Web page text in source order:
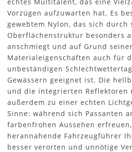
Vorzügen aufzuwarten hat. Es
gewebtem Nylon, das sich durch
Oberflächenstruktur besonders
anschmiegt und auf Grund
Materialeigenschaften auch für
unbeständigen
Gewässern geeignet ist. Die
und die integrierten Reflektoren
außerdem zu einer echten
Sinne: während sich Passanten
farbenfrohen Aussehen
herannahende Fahrzeugführer
besser verorten und unnötige